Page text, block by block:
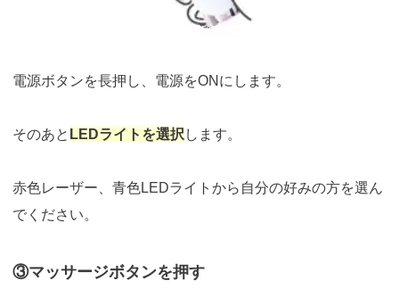
https://femtify.com/pages/%E5%95%86%E5%93%81%E3%81%AE%E4%
電源ボタンを長押し、電源をONにします。
そのあと LEDライトを選択 します。
赤色レーザー、青色LEDライトから自分の好みの方を選ん
でください。
③マッサージボタンを押す